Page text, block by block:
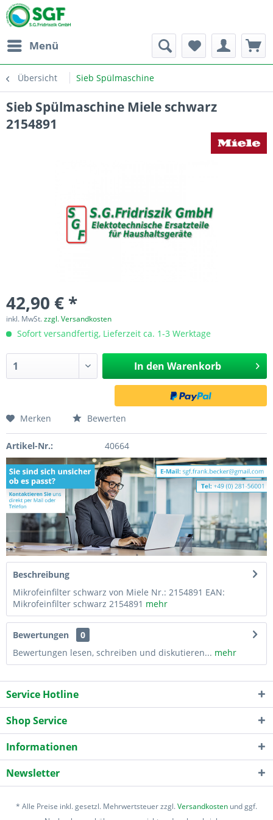
Menü
Übersicht Sieb Spülmaschine
Sieb Spülmaschine Miele schwarz
2154891
42,90 € *
inkl. MwSt.zzgl. Versandkosten
Sofort versandfertig, Lieferzeit ca. 1-3 Werktage
In den Warenkorb
Merken Bewerten
Artikel-Nr.: 40664
Beschreibung
Mikrofeinfilter schwarz von Miele Nr.: 2154891 EAN:
Mikrofeinfilter schwarz 2154891 mehr
Bewertungen
0
Bewertungen lesen, schreiben und diskutieren... mehr
Service Hotline
Shop Service
Informationen
Newsletter
* Alle Preise inkl. gesetzl. Mehrwertsteuer zzgl.Versandkosten und ggf.